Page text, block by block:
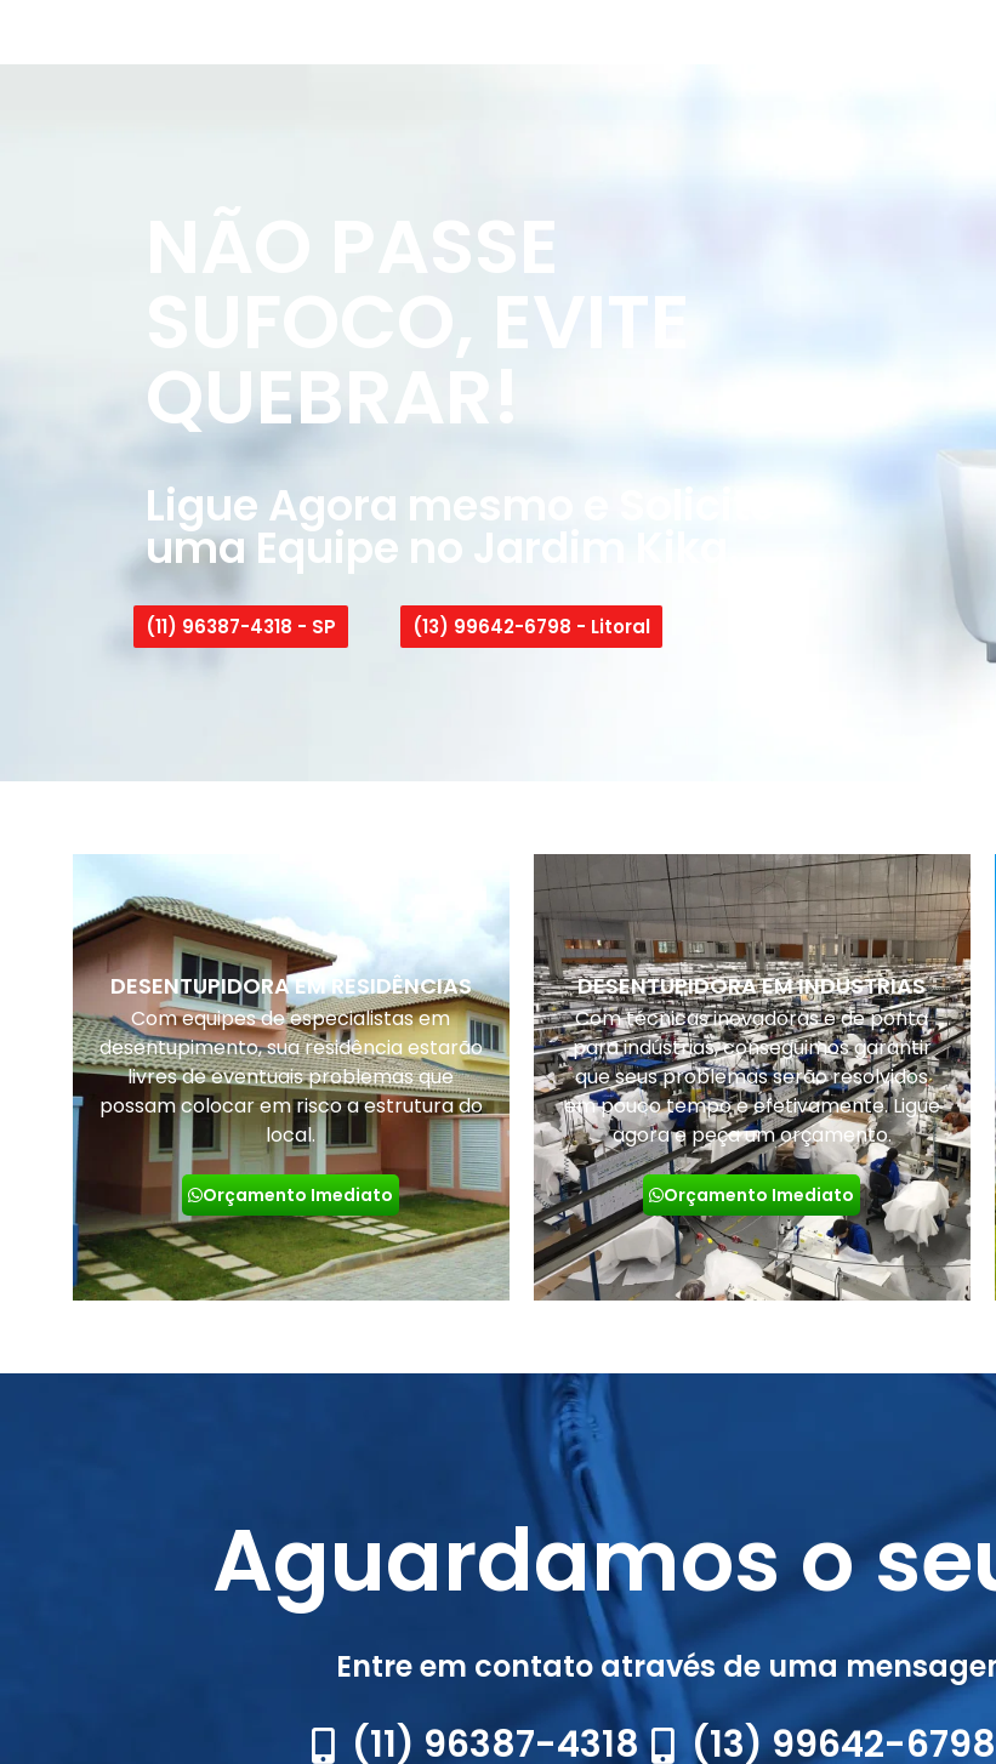
NÃO PASSE
SUFOCO, EVITE
QUEBRAR!
Ligue Agora mesmo e Solicite
uma Equipe no Jardim Kika.
(11) 96387-4318 - SP (13) 99642-6798 - Litoral
DESENTUPIDORA EM RESIDÊNCIAS
Com equipes de especialistas em
desentupimento, sua residência estarão
livres de eventuais problemas que
possam colocar em risco a estrutura do
local.
Orçamento Imediato
DESENTUPIDORA EM INDUSTRIAS
Com técnicas inovadoras e de ponta
para indústrias, conseguimos garantir
que seus problemas serão resolvidos
em pouco tempo e efetivamente. Ligue
agora e peça um orçamento.
Orçamento Imediato
Aguardamos o
Entre em contato através de uma
(11) 96387-4318 (13) 99642-6798